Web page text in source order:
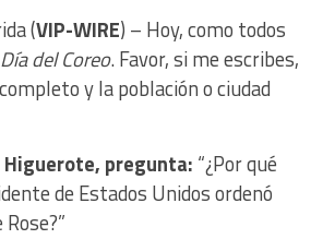
(VIP-WIRE) – Hoy, como todos
Día del Coreo. Favor, si me escribes,
y la población o ciudad
Higuerote, pregunta: “¿Por qué
de Estados Unidos ordenó